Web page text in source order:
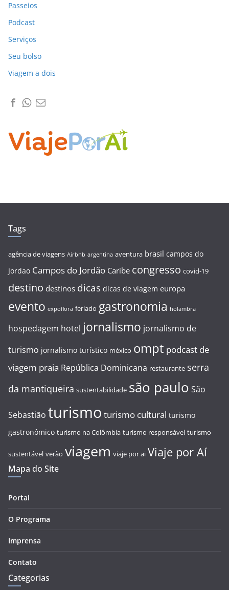
Passeios
Podcast
Serviços
Seu bolso
Viagem a dois
Tags
agência de viagens Airbnb argentina aventura brasil campos do
Jordao Campos do Jordão Caribe congresso covid-19
destino destinos dicas dicas de viagem europa
evento expoflora feriado gastronomia holambra
hospedagem hotel jornalismo jornalismo de
turismo jornalismo turístico méxico ompt podcast de
viagem praia República Dominicana restaurante serra
da mantiqueira sustentabilidade são paulo São
Sebastião turismo turismo cultural turismo
gastronômico turismo na Colômbia turismo responsável turismo
sustentável verão viagem viaje por ai Viaje por Aí
Mapa do Site
Portal
O Programa
Imprensa
Contato
Categorias